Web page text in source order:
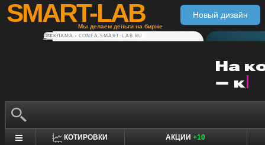
SMART-LAB
Мы делаем деньги на бирже
Новый дизайн
РЕКЛАМА • CONFA.SMART-LAB.RU
КОТИРОВКИ АКЦИИ +10